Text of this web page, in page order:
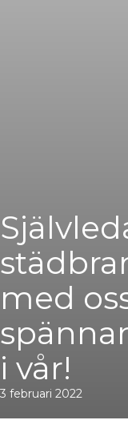
med
i vår!
3 februari 2022